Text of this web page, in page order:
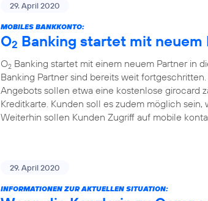
29. April 2020
MOBILES BANKKONTO:
O2 Banking startet mit
O2 Banking startet mit einem neuem Partner in
Banking Partner sind bereits weit
Angebots sollen etwa eine kostenlose girocard
Kreditkarte. Kunden soll es zudem möglich
Weiterhin sollen Kunden Zugriff auf mobile
29. April 2020
INFORMATIONEN ZUR AKTUELLEN SITUATION: